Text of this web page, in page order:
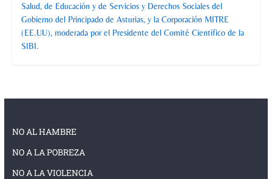
Salud, de Educación y de Servicios y Derechos Sociales del
Gobierno del Principado de Asturias, y la Corporación MITRE
(EE.UU), moderada por el Presidente del Comité Científico de la
SIBI.
NO AL HAMBRE
NO A LA POBREZA
NO A LA VIOLENCIA